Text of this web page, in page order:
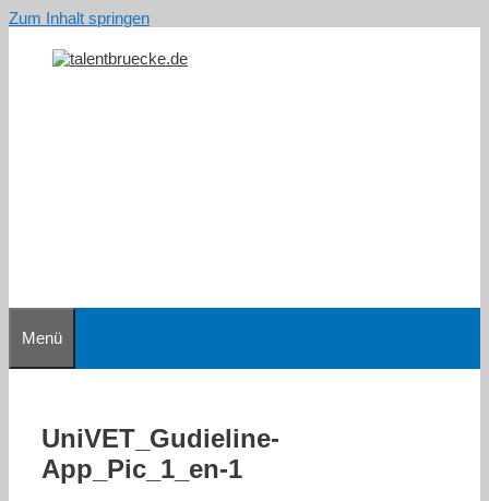
Zum Inhalt springen
Menü
UniVET_Gudieline-
App_Pic_1_en-1